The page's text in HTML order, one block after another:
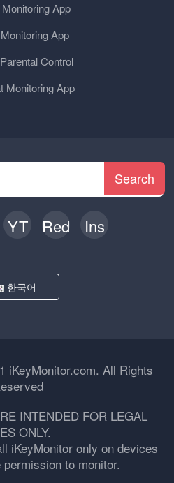
App
App
Control
Monitoring App
Search
YT Red Ins
한국어
iKeyMonitor.com. All Rights
INTENDED FOR LEGAL
ONLY.
iKeyMonitor only on devices
to monitor.